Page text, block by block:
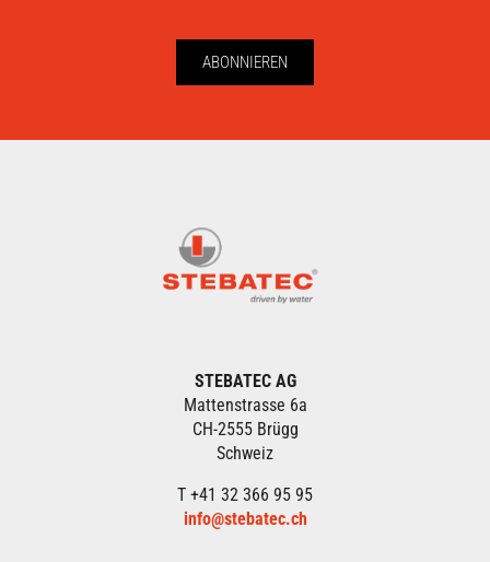
ABONNIEREN
STEBATEC AG
Mattenstrasse 6a
CH-2555 Brügg
Schweiz
T +41 32 366 95 95
info@stebatec.ch